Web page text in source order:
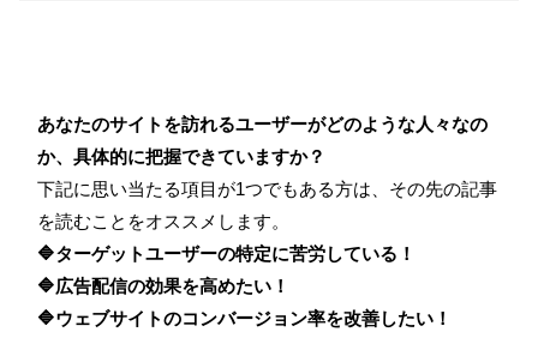
あなたのサイトを訪れるユーザーがどのような人々なの
か、具体的に把握できていますか？
下記に思い当たる項目が1つでもある方は、その先の記事
を読むことをオススメします。
🔷ターゲットユーザーの特定に苦労している！
🔷広告配信の効果を高めたい！
🔷ウェブサイトのコンバージョン率を改善したい！